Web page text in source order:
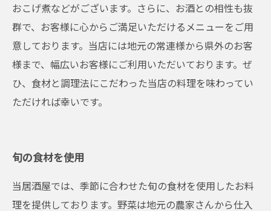
おこげ煮などがございます。さらに、お酒との相性も抜
群で、お客様に心からご満足いただけるメニューをご用
意しております。当店には地元の常連様から県外のお客
様まで、幅広いお客様にご利用いただいております。ぜ
ひ、食材と調理法にこだわった当店の料理を味わってい
ただければ幸いです。
旬の食材を使用
当居酒屋では、季節に合わせた旬の食材を使用したお料
理を提供しております。野菜は地元の農家さんから仕入